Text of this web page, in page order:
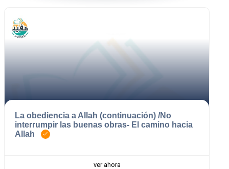
La obediencia a Allah (continuación) /No
interrumpir las buenas obras- El camino hacia
Allah
ver ahora